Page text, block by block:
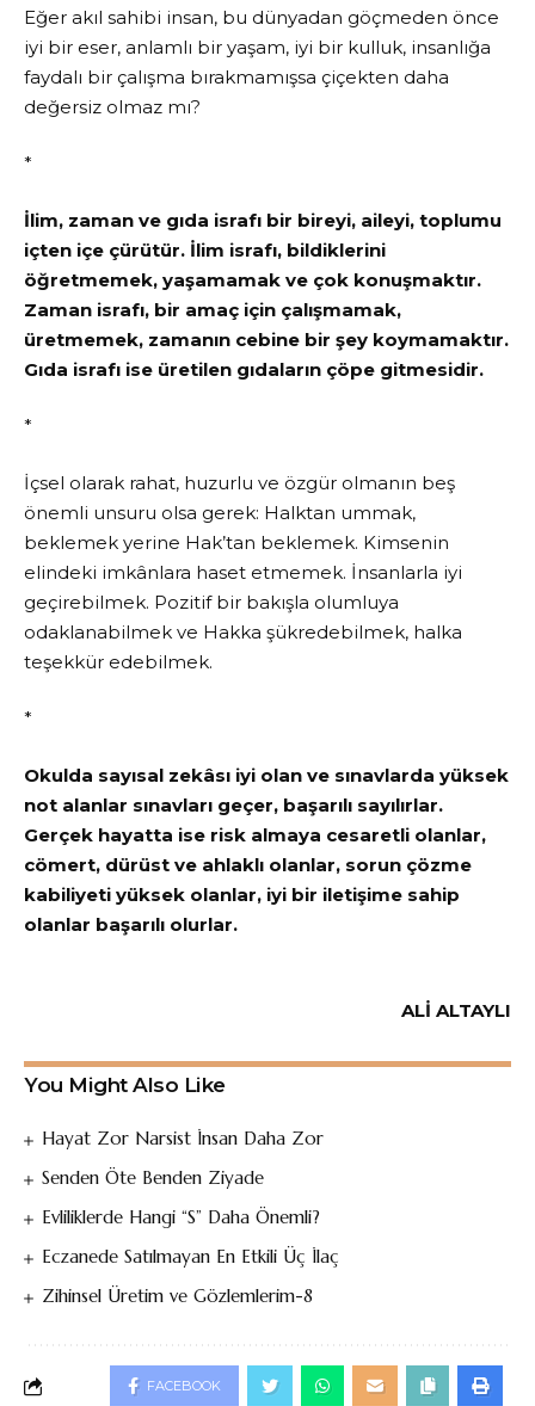
Eğer akıl sahibi insan, bu dünyadan göçmeden önce
iyi bir eser, anlamlı bir yaşam, iyi bir kulluk, insanlığa
faydalı bir çalışma bırakmamışsa çiçekten daha
değersiz olmaz mı?
*
İlim, zaman ve gıda israfı bir bireyi, aileyi, toplumu
içten içe çürütür. İlim israfı, bildiklerini
öğretmemek, yaşamamak ve çok konuşmaktır.
Zaman israfı, bir amaç için çalışmamak,
üretmemek, zamanın cebine bir şey koymamaktır.
Gıda israfı ise üretilen gıdaların çöpe gitmesidir.
*
İçsel olarak rahat, huzurlu ve özgür olmanın beş
önemli unsuru olsa gerek: Halktan ummak,
beklemek yerine Hak’tan beklemek. Kimsenin
elindeki imkânlara haset etmemek. İnsanlarla iyi
geçirebilmek. Pozitif bir bakışla olumluya
odaklanabilmek ve Hakka şükredebilmek, halka
teşekkür edebilmek.
*
Okulda sayısal zekâsı iyi olan ve sınavlarda yüksek
not alanlar sınavları geçer, başarılı sayılırlar.
Gerçek hayatta ise risk almaya cesaretli olanlar,
cömert, dürüst ve ahlaklı olanlar, sorun çözme
kabiliyeti yüksek olanlar, iyi bir iletişime sahip
olanlar başarılı olurlar.
ALİ ALTAYLI
You Might Also Like
Hayat Zor Narsist İnsan Daha Zor
Senden Öte Benden Ziyade
Evliliklerde Hangi “S” Daha Önemli?
Eczanede Satılmayan En Etkili Üç İlaç
Zihinsel Üretim ve Gözlemlerim-8
FACEBOOK